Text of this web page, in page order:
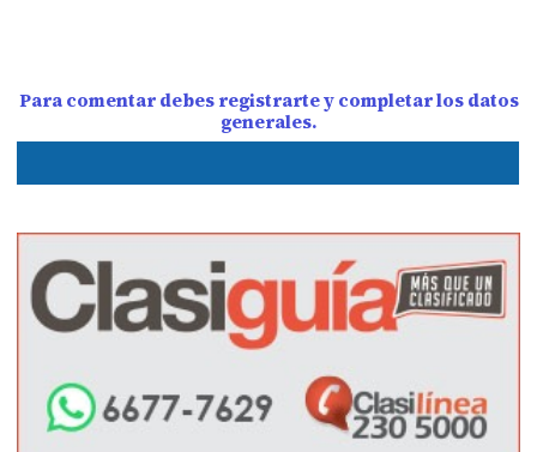
Para comentar debes registrarte y completar los datos
generales.